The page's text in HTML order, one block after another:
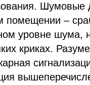
Шумовые
помещении –
уровне шума,
криках.